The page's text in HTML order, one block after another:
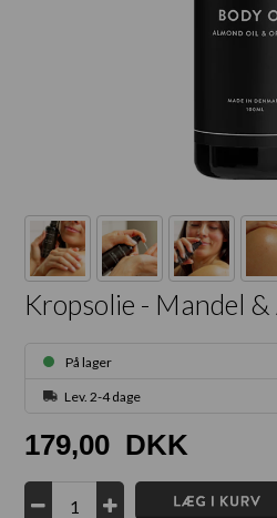
Kropsolie - Mandel &
På lager
Lev. 2-4 dage
179,00 DKK